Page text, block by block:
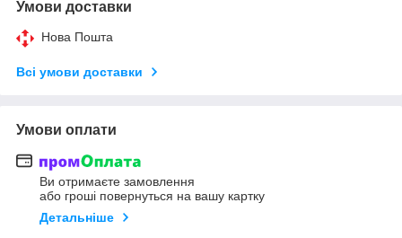
Умови доставки
Нова Пошта
Всі умови доставки
Умови оплати
Ви отримаєте замовлення
або гроші повернуться на вашу картку
Детальніше